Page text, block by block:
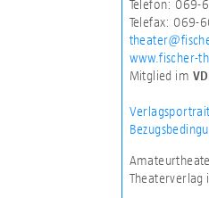
Telefon: 069-
Telefax: 069-
www.fischer-
Mitglied im
Theaterverlag